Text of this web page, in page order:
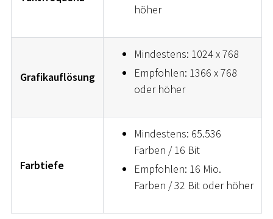
höher
Grafikauflösung
Mindestens: 1024 x 768
Empfohlen: 1366 x 768
oder höher
Farbtiefe
Mindestens: 65.536
Farben / 16 Bit
Empfohlen: 16 Mio.
Farben / 32 Bit oder höher